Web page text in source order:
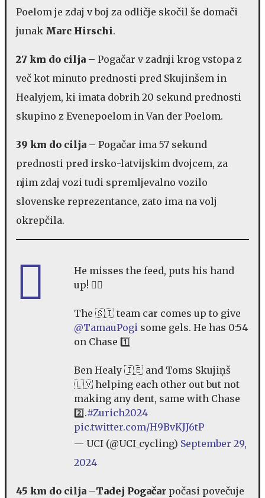
Poelom je zdaj v boj za odličje skočil še domači
junak Marc Hirschi.
27 km do cilja – Pogačar v zadnji krog vstopa z
več kot minuto prednosti pred Skujinšem in
Healyjem, ki imata dobrih 20 sekund prednosti
skupino z Evenepoelom in Van der Poelom.
39 km do cilja – Pogačar ima 57 sekund
prednosti pred irsko-latvijskim dvojcem, za
njim zdaj vozi tudi spremljevalno vozilo
slovenske reprezentance, zato ima na volj
okrepčila.
He misses the feed, puts his hand
up! 🙋‍♂️
The 🇸🇮 team car comes up to give
@TamauPogi some gels. He has 0:54
on Chase 1️⃣
Ben Healy 🇮🇪 and Toms Skujiņš
🇱🇻 helping each other out but not
making any dent, same with Chase
2️⃣.#Zurich2024
pic.twitter.com/H9BvKJJ6tP
— UCI (@UCI_cycling) September 29,
2024
45 km do cilja –Tadej Pogačar počasi povečuje